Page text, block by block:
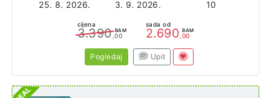
25. 8. 2026. 3. 9. 2026. 10
cijena
3.390 BAM
,00
sada od
2.690 BAM
,00
Pogledaj Upit